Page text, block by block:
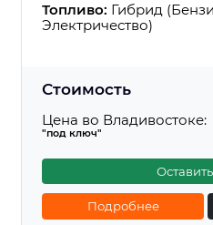
Топливо: Гибрид
Электричество)
Стоимость
Цена во Владивостоке:
"под ключ"
Подробнее